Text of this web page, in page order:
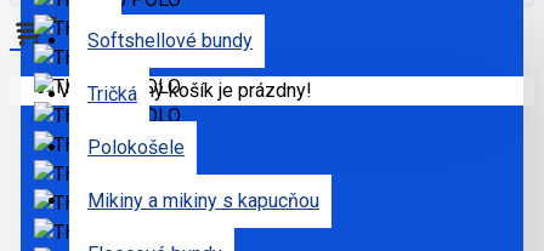
Softshellové bundy
Tričká
Polokošele
Mikiny a mikiny s kapucňou
Váš nákupný košík je prázdny!